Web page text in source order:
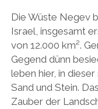
Die Wüste Negev
Israel, insgesamt
von 12.000 km².
Gegend dünn
leben hier, in
Sand und Stein.
Zauber der